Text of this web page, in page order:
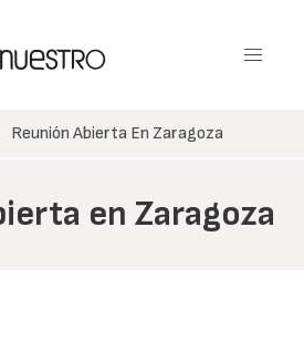
Reunión Abierta En Zaragoza
en Zaragoza